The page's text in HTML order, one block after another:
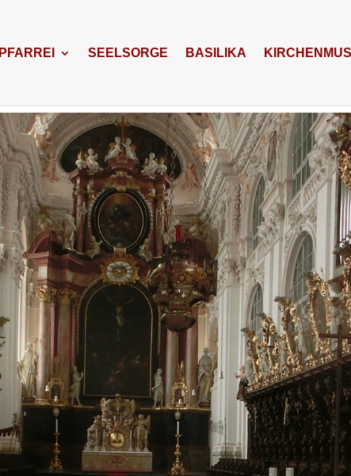
PFARREI SEELSORGE BASILIKA